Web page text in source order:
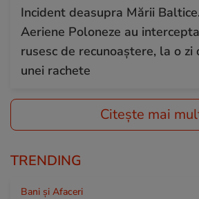
Incident deasupra Mării
Aeriene Poloneze au
rusesc de recunoaștere, la o zi
unei rachete
Citește mai
TRENDING
Bani și Afaceri